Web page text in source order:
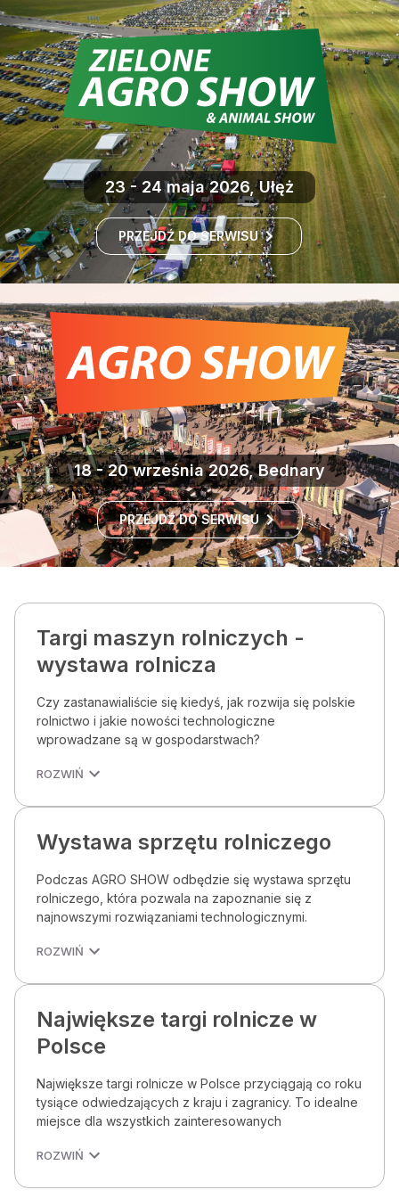
23 - 24 maja 2026, Ułęż
PRZEJDŹ DO SERWISU
18 - 20 września 2026, Bednary
PRZEJDŹ DO SERWISU
Targi maszyn rolniczych -
wystawa rolnicza
Czy zastanawialiście się kiedyś, jak rozwija się polskie
rolnictwo i jakie nowości technologiczne
wprowadzane są w gospodarstwach?
ROZWIŃ
Wystawa sprzętu rolniczego
Podczas AGRO SHOW odbędzie się wystawa sprzętu
rolniczego, która pozwala na zapoznanie się z
najnowszymi rozwiązaniami technologicznymi.
ROZWIŃ
Największe targi rolnicze w
Polsce
Największe targi rolnicze w Polsce przyciągają co roku
tysiące odwiedzających z kraju i zagranicy. To idealne
miejsce dla wszystkich zainteresowanych
ROZWIŃ